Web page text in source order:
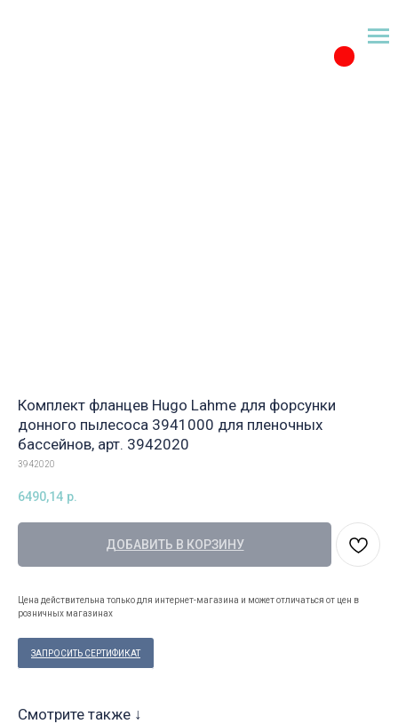
Комплект фланцев Hugo Lahme для форсунки
донного пылесоса 3941000 для пленочных
бассейнов, арт. 3942020
3942020
6490,14 р.
ДОБАВИТЬ В КОРЗИНУ
Цена действительна только для интернет-магазина и может отличаться от цен в
розничных магазинах
ЗАПРОСИТЬ СЕРТИФИКАТ
Смотрите также ↓